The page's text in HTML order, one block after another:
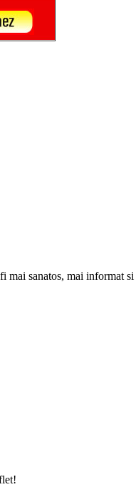
mai sanatos, mai informat